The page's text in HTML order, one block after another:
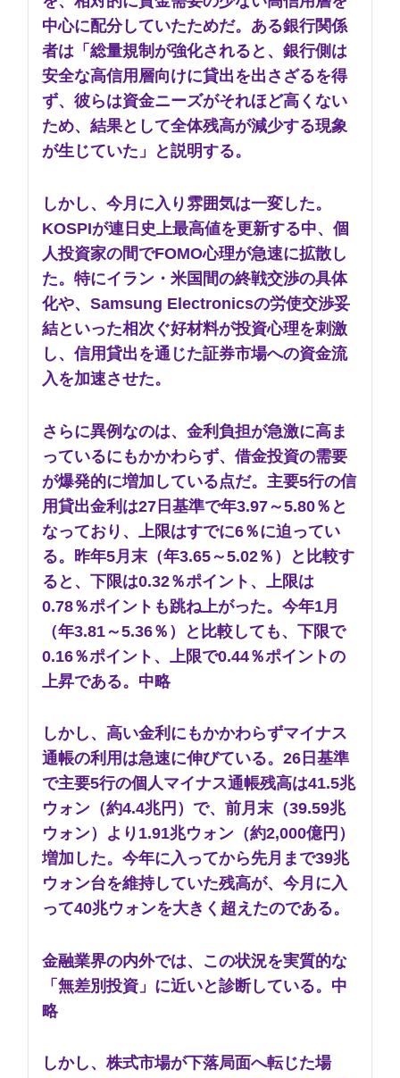
中心に配分していたためだ。ある銀行関係
者は「総量規制が強化されると、銀行側は
安全な高信用層向けに貸出を出さざるを得
ず、彼らは資金ニーズがそれほど高くない
ため、結果として全体残高が減少する現象
が生じていた」と説明する。
しかし、今月に入り雰囲気は一変した。
KOSPIが連日史上最高値を更新する中、個
人投資家の間でFOMO心理が急速に拡散し
た。特にイラン・米国間の終戦交渉の具体
化や、Samsung Electronicsの労使交渉妥
結といった相次ぐ好材料が投資心理を刺激
し、信用貸出を通じた証券市場への資金流
入を加速させた。
さらに異例なのは、金利負担が急激に高ま
っているにもかかわらず、借金投資の需要
が爆発的に増加している点だ。主要5行の信
用貸出金利は27日基準で年3.97～5.80％と
なっており、上限はすでに6％に迫ってい
る。昨年5月末（年3.65～5.02％）と比較す
ると、下限は0.32％ポイント、上限は
0.78％ポイントも跳ね上がった。今年1月
（年3.81～5.36％）と比較しても、下限で
0.16％ポイント、上限で0.44％ポイントの
上昇である。中略
しかし、高い金利にもかかわらずマイナス
通帳の利用は急速に伸びている。26日基準
で主要5行の個人マイナス通帳残高は41.5兆
ウォン（約4.4兆円）で、前月末（39.59兆
ウォン）より1.91兆ウォン（約2,000億円）
増加した。今年に入ってから先月まで39兆
ウォン台を維持していた残高が、今月に入
って40兆ウォンを大きく超えたのである。
金融業界の内外では、この状況を実質的な
「無差別投資」に近いと診断している。中
略
しかし、株式市場が下落局面へ転じた場